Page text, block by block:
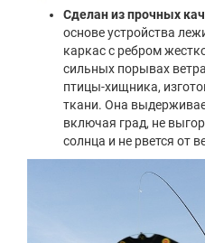
Сделан из прочных
основе устройства
каркас с ребром
сильных порывах
птицы-хищника,
ткани. Она
включая град, не
солнца и не рвется от